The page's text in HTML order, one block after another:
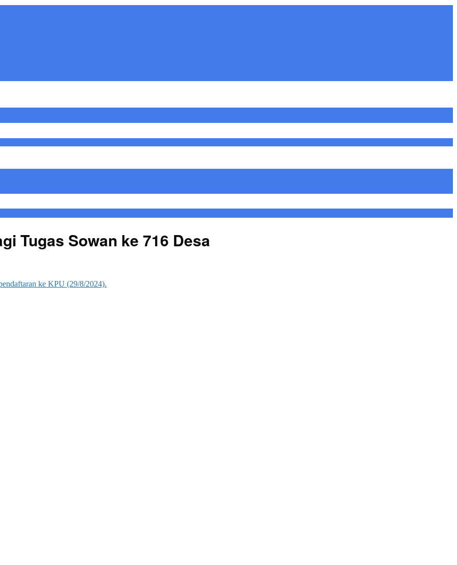
Tugas Sowan ke 716 Desa